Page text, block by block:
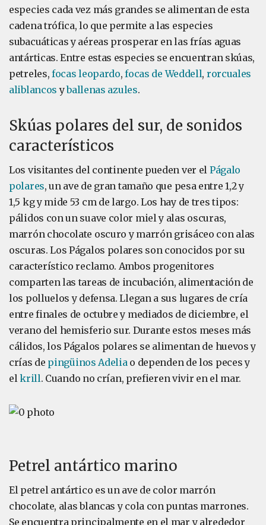
especies cada vez más grandes se alimentan de esta
cadena trófica, lo que permite a las especies
subacuáticas y aéreas prosperar en las frías aguas
antárticas. Entre estas especies se encuentran skúas,
petreles, focas leopardo,focas de Weddell, rorcuales
aliblancos yballenas azules.
Skúas polares del sur, de sonidos
característicos
Los visitantes del continente pueden ver el Págalo
polares, un ave de gran tamaño que pesa entre 1,2 y
1,5 kg y mide 53 cm de largo. Los hay de tres tipos:
pálidos con un suave color miel y alas oscuras,
marrón chocolate oscuro y marrón grisáceo con alas
oscuras. Los Págalos polares son conocidos por su
característico reclamo. Ambos progenitores
comparten las tareas de incubación, alimentación de
los polluelos y defensa. Llegan a sus lugares de cría
entre finales de octubre y mediados de diciembre, el
verano del hemisferio sur. Durante estos meses más
cálidos, los Págalos polares se alimentan de huevos y
crías de pingüinos Adeliao dependen de los peces y
elkrill. Cuando no crían, prefieren vivir en el mar.
Petrel antártico marino
El petrel antártico es un ave de color marrón
chocolate, alas blancas y cola con puntas marrones.
Se encuentra principalmente en el mar y alrededor